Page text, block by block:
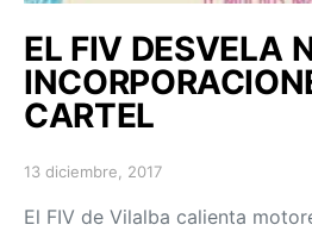
EL FIV DESVELA
CARTEL
Posted on
13 diciembre, 2017
El FIV de Vilalba calienta